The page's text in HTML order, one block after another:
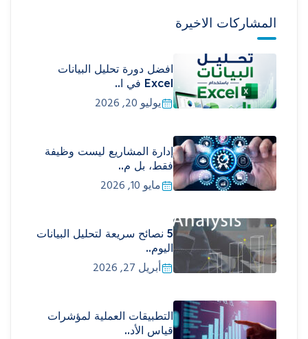
المشاركات الاخيرة
افضل دورة تحليل البيانات
Excel في ا..
يوليو 20, 2026
إدارة المشاريع ليست وظيفة
فقط، بل م..
مايو 10, 2026
5 نصائح سريعة لتحليل البيانات
اليوم..
أبريل 27, 2026
التطبيقات العملية لمؤشرات
قياس الأد..